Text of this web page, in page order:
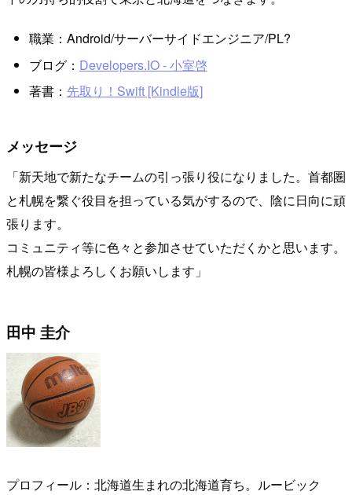
職業：Android/サーバーサイドエンジニア/PL?
ブログ： Developers.IO - 小室啓
著書： 先取り！Swift [Kindle版]
メッセージ
「新天地で新たなチームの引っ張り役になりました。首都圏
と札幌を繋ぐ役目を担っている気がするので、陰に日向に頑
張ります。
コミュニティ等に色々と参加させていただくかと思います。
札幌の皆様よろしくお願いします」
田中 圭介
プロフィール：北海道生まれの北海道育ち。ルービック